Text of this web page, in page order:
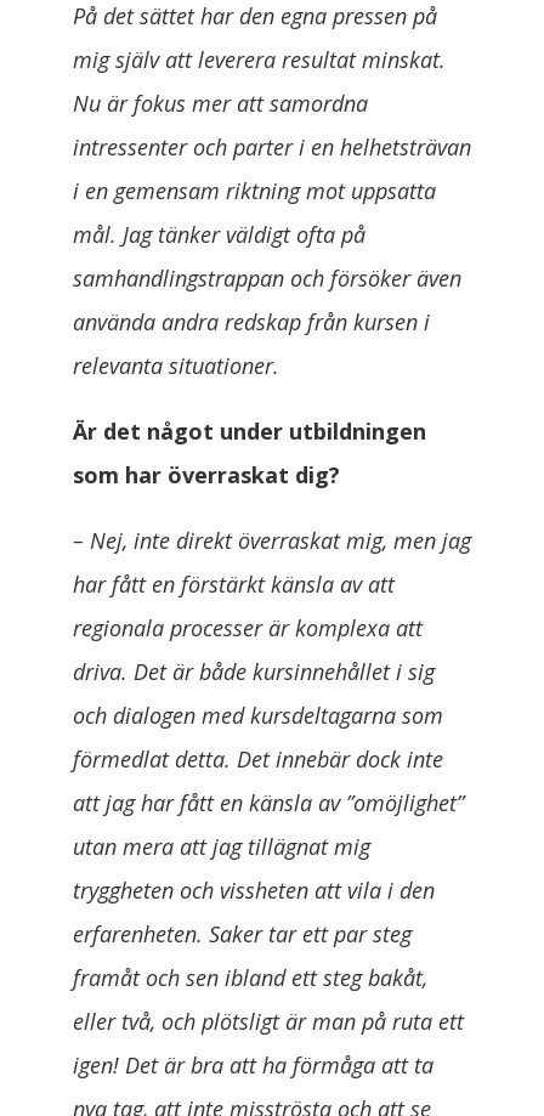
På det sättet har den egna pressen på
mig själv att leverera resultat minskat.
Nu är fokus mer att samordna
intressenter och parter i en helhetsträvan
i en gemensam riktning mot uppsatta
mål. Jag tänker väldigt ofta på
samhandlingstrappan och försöker även
använda andra redskap från kursen i
relevanta situationer.
Är det något under utbildningen
som har överraskat dig?
– Nej, inte direkt överraskat mig, men jag
har fått en förstärkt känsla av att
regionala processer är komplexa att
driva. Det är både kursinnehållet i sig
och dialogen med kursdeltagarna som
förmedlat detta. Det innebär dock inte
att jag har fått en känsla av ”omöjlighet”
utan mera att jag tillägnat mig
tryggheten och vissheten att vila i den
erfarenheten. Saker tar ett par steg
framåt och sen ibland ett steg bakåt,
eller två, och plötsligt är man på ruta ett
igen! Det är bra att ha förmåga att ta
nya tag, att inte misströsta och att se